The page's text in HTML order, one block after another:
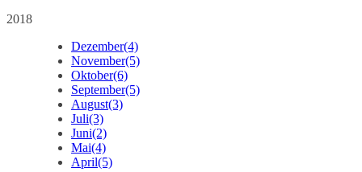
2018
Dezember(4)
November(5)
Oktober(6)
September(5)
August(3)
Juli(3)
Juni(2)
Mai(4)
April(5)